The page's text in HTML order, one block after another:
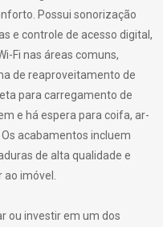
Possui sonorização
e controle de acesso digital,
Fi nas áreas comuns,
de reaproveitamento de
para carregamento de
e há espera para coifa, ar-
acabamentos incluem
de alta qualidade e
imóvel.
ou investir em um dos